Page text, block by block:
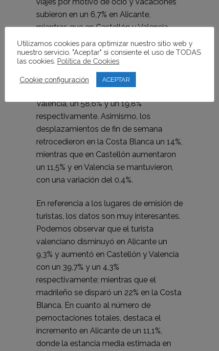
subieron en un 6,7% en Alicante,
mientras que en Castellón y Valencia
disminuyeron en un 11,5% y 9,7%
respectivamente. Por contra, los
desplazamientos para visitar familiares y
amigos disminuyeron en Alicante un
Valencia, un 58,6% y un 19,8%
respectivamente. Asimismo, los
desplazamientos de fin de semana
retrocedieron en la Costa Blanca un 14%,
mientras que en Castellón aumentaron
un 11,5% y en Valencia se mantuvieron,
con una variación del 0,4%.
En referencia a los lugares de emisión de
turistas, los datos son muy interesantes.
Podemos observar que el turista
valenciano disminuyó en Alicante un
9,3% y aumentó en Castellón y Valencia
con un 39,7% y un 4,3%
respectivamente; mientras que el
madrileño se disparó un 22% en la Costa
Blanca. En cuanto al número de
pernoctaciones totales, destaca el
incremento en Alicante de un 11,1%,
donde la estancia media estimada en
Utilizamos cookies para optimizar nuestro sitio web y
nuestro servicio. "Aceptar" si consiente el uso de TODAS
las cookies. Política de Cookies
Cookie configuración ACEPTAR